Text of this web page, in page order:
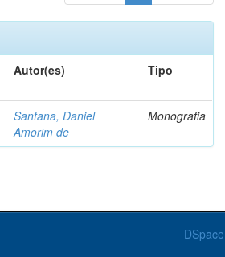
Autor(es) Tipo
Santana, Daniel
Amorim de
Monografia